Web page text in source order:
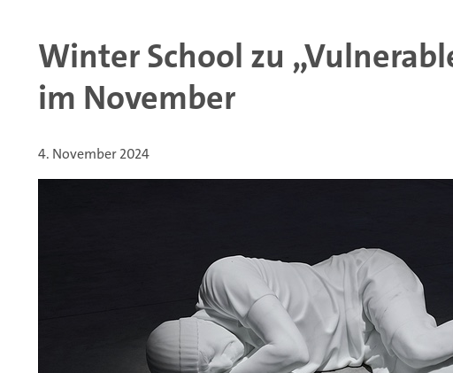
Winter School zu
im November
4. November 2024